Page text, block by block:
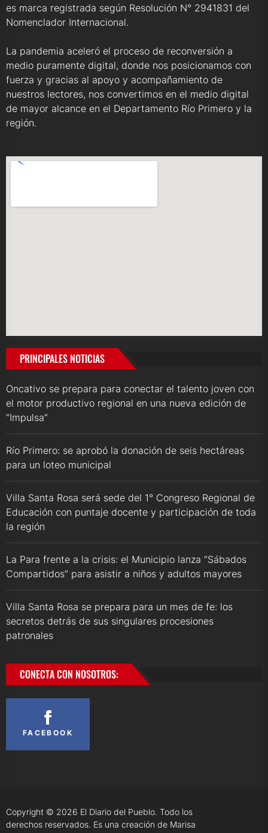
es marca registrada según Resolución N° 2941831 del
Nomenclador Internacional.
La pandemia aceleró el proceso de reconversión a
medio puramente digital, donde nos posicionamos con
fuerza y gracias al apoyo y acompañamiento de
nuestros lectores, nos convertimos en el medio digital
de mayor alcance en el Departamento Río Primero y la
región.
PRINCIPALES NOTICIAS
Oncativo se prepara para conectar el talento joven con
el motor productivo regional en una nueva edición de
“Impulsa”
Río Primero: se aprobó la donación de seis hectáreas
para un loteo municipal
Villa Santa Rosa será sede del 1° Congreso Regional de
Educación con puntaje docente y participación de toda
la región
La Para frente a la crisis: el Municipio lanza “Sábados
Compartidos” para asistir a niños y adultos mayores
Villa Santa Rosa se prepara para un mes de fe: los
secretos detrás de sus singulares procesiones
patronales
CONECTA CON NOSOTROS:
FACEBOOK
Copyright © 2026 El Diario del Pueblo. Todo los
derechos reservados. Es una creación de Marisa